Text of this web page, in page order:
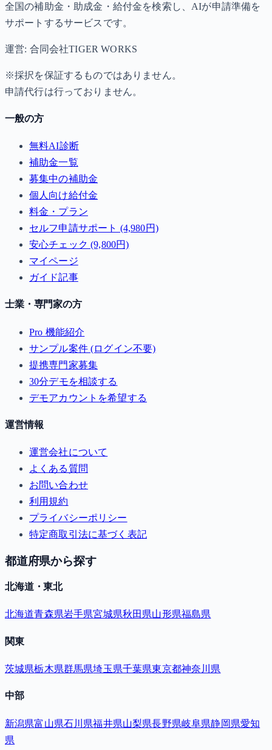
全国の補助金・助成金・給付金を検索し、AIが申請準備を
サポートするサービスです。
運営: 合同会社TIGER WORKS
※採択を保証するものではありません。
申請代行は行っておりません。
一般の方
無料AI診断
補助金一覧
募集中の補助金
個人向け給付金
料金・プラン
セルフ申請サポート (4,980円)
安心チェック (9,800円)
マイページ
ガイド記事
士業・専門家の方
Pro 機能紹介
サンプル案件 (ログイン不要)
提携専門家募集
30分デモを相談する
デモアカウントを希望する
運営情報
運営会社について
よくある質問
お問い合わせ
利用規約
プライバシーポリシー
特定商取引法に基づく表記
都道府県から探す
北海道・東北
北海道青森県岩手県宮城県秋田県山形県福島県
関東
茨城県栃木県群馬県埼玉県千葉県東京都神奈川県
中部
新潟県富山県石川県福井県山梨県長野県岐阜県静岡県愛知
県